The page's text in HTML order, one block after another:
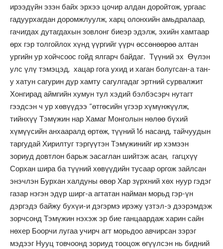
ирээдүйн эзэн байх эрхээ цочир алдан доройтож, ургаас
гадуурхагдан доромжлуулж, харц олонхийн амьдралаар,
гачигдах дутагдахын зовлонг биеэр эдэлж, эхийн хамтаар
өрх гэр толгойлох хүнд үүргийг үүрч өссөнөөрөө алтан
ургийн ур хойчсоос гойд ялгарч байдаг. Түүний эх Өүлэн
улс үлү тэмэцэд, хацар гога ухид и хаган болугсан-а тан-
у хатун сагурин дур хамту сагулгадаг эртний сурвалжит
Хонгирад аймгийн хумун тул хэдий бэлбэсэрч нутагт
гээдсэн ч ур хөвүүдээ “өтгөсийн үгээр хүмүнжүүлж,
тийнхүү Тэмүжин нар Хамаг Монголын нөлөө бүхий
хүмүүсийн анхааралд өртөж, түүний 16 насанд, тайчуудын
таргудай Хирилтуг тэргүүтэн Тэмүжинийг ир хэмээн
зориуд довтлон барьж эасаглан шийтэж асан, гагцхүү
Сорхан шира ба түүний хөвүүдийн тусаар оргож зайлсан
энэчлэн Бурхан халдуны өвөр Хар зүрхний хөх нуур гэдэг
газар нэгэн эдүр ширг-а агтатан найман морьд гэр-үн
дэргэдэ байжу бухүи-и дэгэрмэ ирэжу үзтэл-э дээрэмдэж
зорчсонд Тэмүжин нэхэж эр бие ганцаардаж харин сайн
нөхер Боорчи лугаа учирч агт морьдоо авчирсан зэрэг
мэдээг Нууц товчоонд зориуд тооцож өгүүлсэн нь бидний